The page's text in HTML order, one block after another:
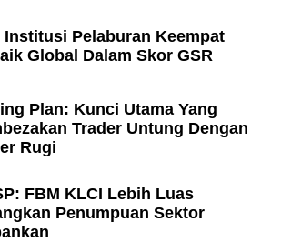
Institusi Pelaburan Keempat
Global Dalam Skor GSR
Plan: Kunci Utama Yang
Trader Untung Dengan
Rugi
FBM KLCI Lebih Luas
Penumpuan Sektor